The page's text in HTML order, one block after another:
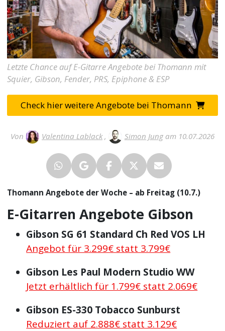
Letzte Chance auf E-Gitarre Angebote bei Thomann mit
Squier, Gibson, Fender, PRS, Epiphone & ESP
Check hier weitere Angebote bei Thomann
Von Valentina Lablack, Simon Jung am 10.07.2026
Thomann Angebote der Woche – ab Freitag (10.7.)
E-Gitarren Angebote Gibson
Gibson SG 61 Standard Ch Red VOS LH
Angebot für 3.299€ statt 3.799€
Gibson Les Paul Modern Studio WW
Jetzt erhältlich für 1.799€ statt 2.069€
Gibson ES-330 Tobacco Sunburst
Reduziert auf 2.888€ statt 3.129€